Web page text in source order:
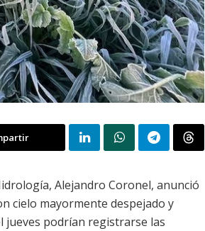
Alejandro Coronel, anunció
cielo mayormente despejado y
jueves podrían registrarse las